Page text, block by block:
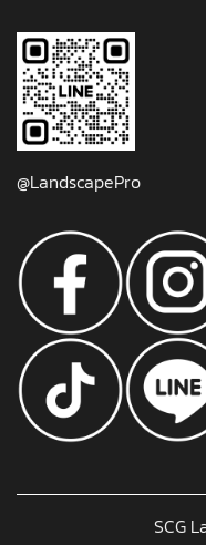
@LandscapePro
SCG